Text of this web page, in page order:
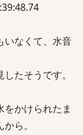
いなくて、水音
たそうです。
かけられたま
ら。